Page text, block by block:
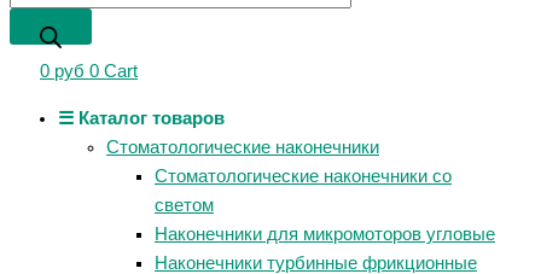
0 руб 0 Cart
☰ Каталог товаров
Стоматологические наконечники
Стоматологические наконечники со
светом
Наконечники для микромоторов угловые
Наконечники турбинные фрикционные